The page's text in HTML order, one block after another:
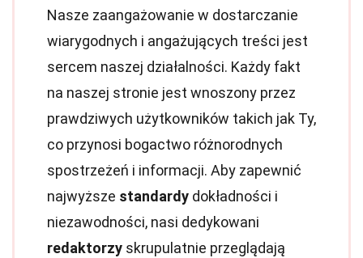
Nasze zaangażowanie w dostarczanie
wiarygodnych i angażujących treści jest
sercem naszej działalności. Każdy fakt
na naszej stronie jest wnoszony przez
prawdziwych użytkowników takich jak Ty,
co przynosi bogactwo różnorodnych
spostrzeżeń i informacji. Aby zapewnić
najwyższe standardy dokładności i
niezawodności, nasi dedykowani
redaktorzy skrupulatnie przeglądają